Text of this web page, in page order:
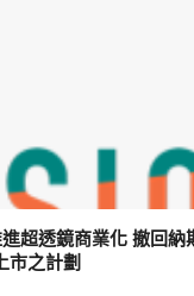
超透鏡商業化 撤回納
市之計劃